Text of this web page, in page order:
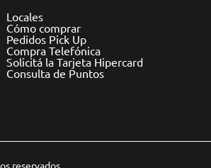
Locales
Cómo comprar
Pedidos Pick Up
Compra Telefónica
Solicitá la Tarjeta Hipercard
Consulta de Puntos
reservados